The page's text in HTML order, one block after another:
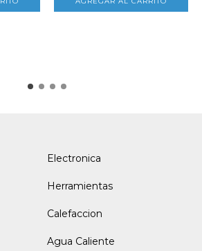
Electronica
Herramientas
Calefaccion
Agua Caliente